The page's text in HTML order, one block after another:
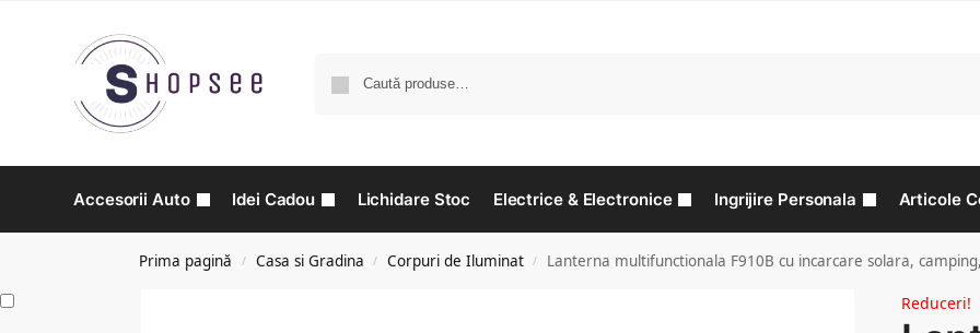
Accesorii Auto Idei Cadou Lichidare Stoc Electrice & Electronice Ingrijire Personala Articole
Prima pagină / Casa si Gradina / Corpuri de Iluminat / Lanterna multifunctionala F910B cu incarcare solara,
Reduceri!